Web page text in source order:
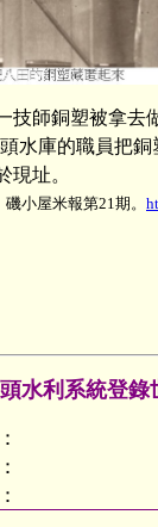
技師銅塑被拿去
水庫的職員把銅
現址。
小屋米報第21期。
水利系統登錄